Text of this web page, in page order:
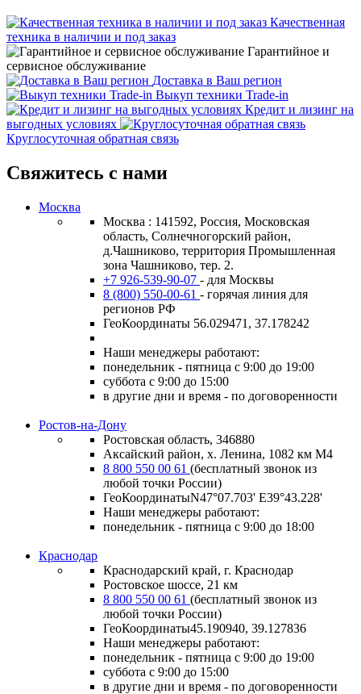
Качественная
техника в наличии и под заказ
Гарантийное и
сервисное обслуживание
Доставка в Ваш регион
Выкуп техники Trade-in
Кредит и лизинг на
выгодных условиях
Круглосуточная обратная связь
Свяжитесь с нами
Москва
Москва : 141592, Россия, Московская
область, Солнечногорский район,
д.Чашниково, территория Промышленная
зона Чашниково, тер. 2.
+7 926-539-90-07 - для Москвы
8 (800) 550-00-61 - горячая линия для
регионов РФ
ГеоКоординаты 56.029471, 37.178242
Наши менеджеры работают:
понедельник - пятница с 9:00 до 19:00
суббота с 9:00 до 15:00
в другие дни и время - по договоренности
Ростов-на-Дону
Ростовская область, 346880
Аксайский район, х. Ленина, 1082 км М4
8 800 550 00 61 (бесплатный звонок из
любой точки России)
ГеоКоординатыN47°07.703' E39°43.228'
Наши менеджеры работают:
понедельник - пятница с 9:00 до 18:00
Краснодар
Краснодарский край, г. Краснодар
Ростовское шоссе, 21 км
8 800 550 00 61 (бесплатный звонок из
любой точки России)
ГеоКоординаты45.190940, 39.127836
Наши менеджеры работают:
понедельник - пятница с 9:00 до 19:00
суббота с 9:00 до 15:00
в другие дни и время - по договоренности